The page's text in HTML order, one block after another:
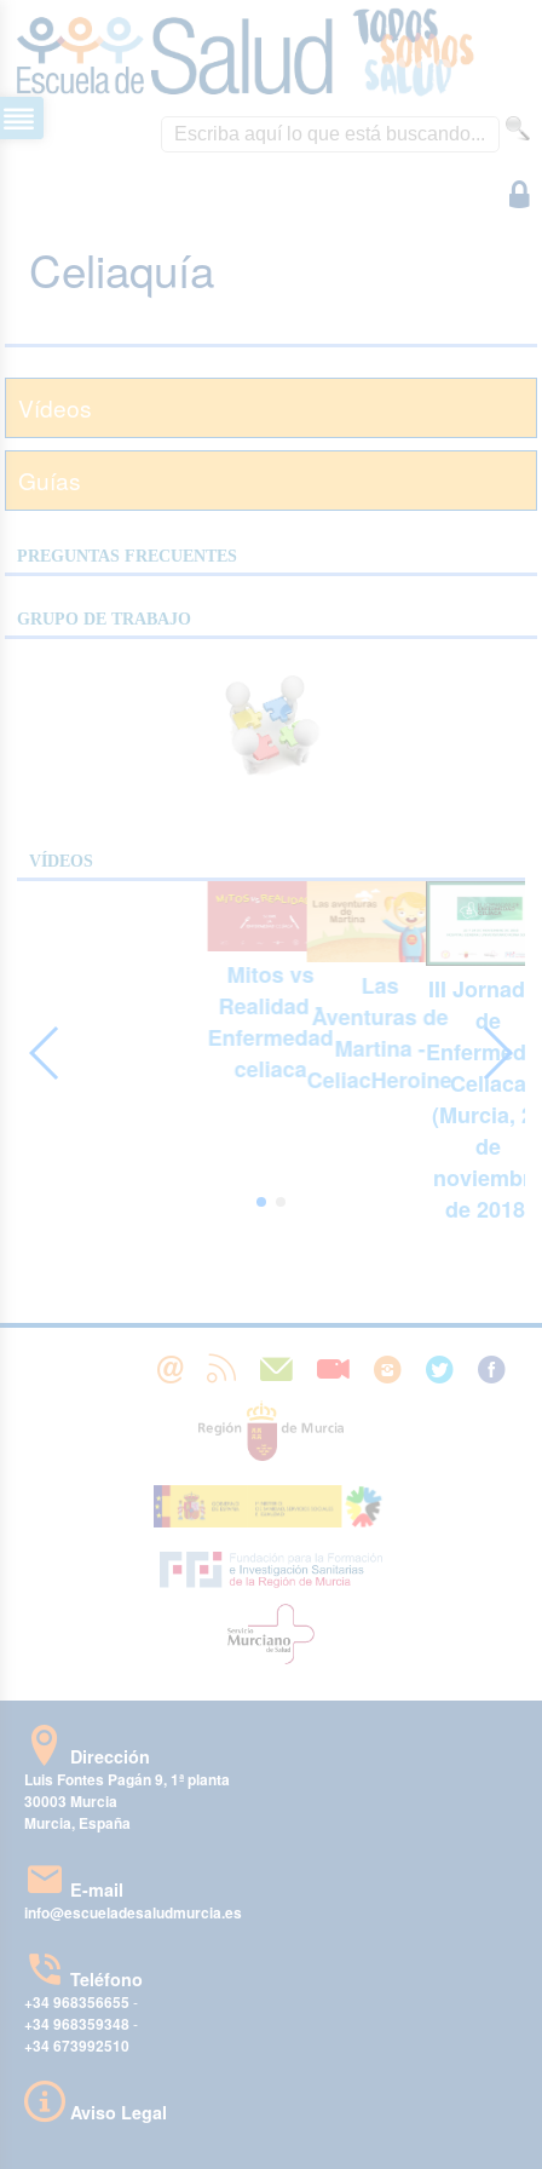
Celiaquía
Vídeos
Guías
PREGUNTAS FRECUENTES
GRUPO DE TRABAJO
VÍDEOS
Mitos vs
Realidad -
Enfermedad
celiaca
Las
Aventuras de
Martina -
CeliacHeroine
III
de
Celiaca
(Murcia,
de
de 2018)
Dirección
Luis Fontes Pagán 9, 1ª planta
30003 Murcia
Murcia, España
E-mail
info@escueladesaludmurcia.es
Teléfono
+34 968356655 -
+34 968359348 -
+34 673992510
Aviso Legal